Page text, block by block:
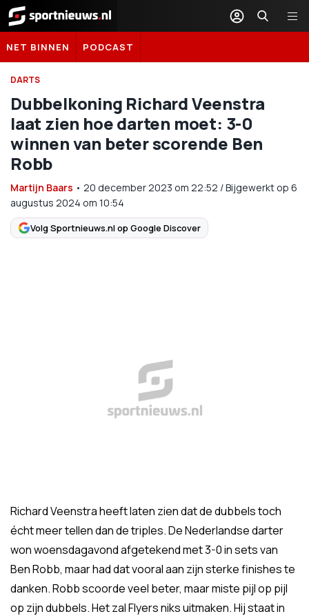
Sportnieuws.nl
NET BINNEN PODCAST
DARTS
Dubbelkoning Richard Veenstra
laat zien hoe darten moet: 3-0
winnen van beter scorende Ben
Robb
Martijn Baars • 20 december 2023 om 22:52 /Bijgewerkt op 6
augustus 2024 om 10:54
Volg Sportnieuws.nl op Google Discover
Richard Veenstra heeft laten zien dat de dubbels toch
écht meer tellen dan de triples. De Nederlandse darter
won woensdagavond afgetekend met 3-0 in sets van
Ben Robb, maar had dat vooral aan zijn sterke finishes te
danken. Robb scoorde veel beter, maar miste pijl op pijl
op zijn dubbels. Het zal Flyers niks uitmaken. Hij staat in